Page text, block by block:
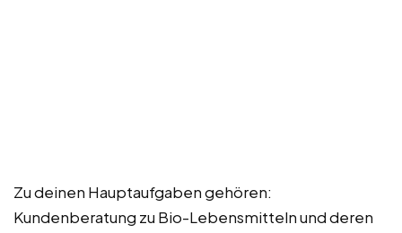
Zu deinen Hauptaufgaben gehören:
Kundenberatung zu Bio-Lebensmitteln und deren